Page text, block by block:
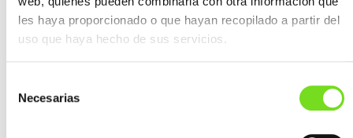
les haya proporcionado o que hayan recopilado a partir del
uso que haya hecho de sus servicios.
Necesarias